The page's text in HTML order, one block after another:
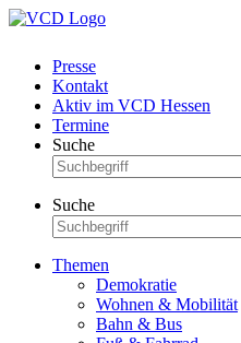
Presse
Kontakt
Aktiv im VCD Hessen
Termine
Suche
Suche
Themen
Demokratie
Wohnen & Mobilität
Bahn & Bus